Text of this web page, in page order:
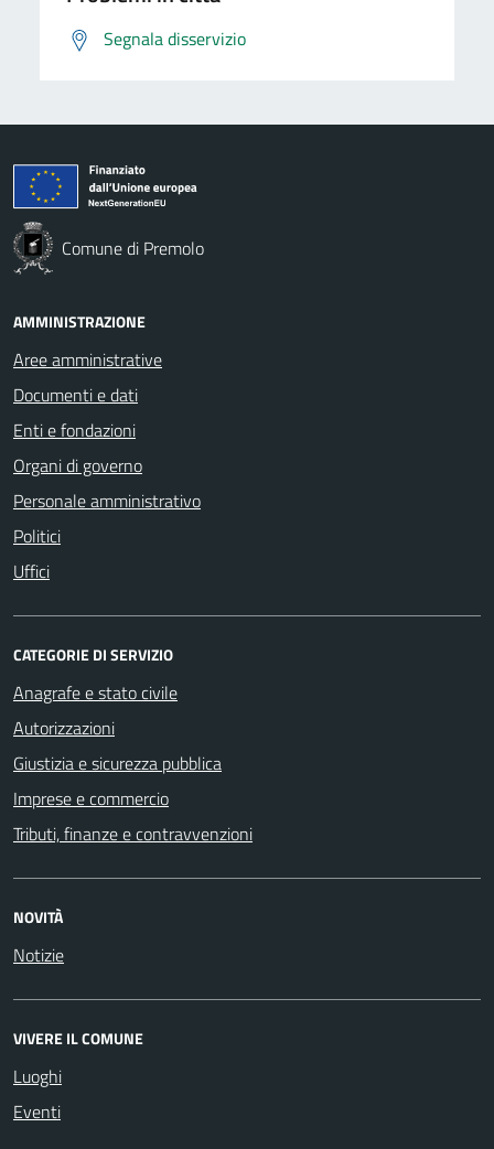
Segnala disservizio
Comune di Premolo
AMMINISTRAZIONE
Aree amministrative
Documenti e dati
Enti e fondazioni
Organi di governo
Personale amministrativo
Politici
Uffici
CATEGORIE DI SERVIZIO
Anagrafe e stato civile
Autorizzazioni
Giustizia e sicurezza pubblica
Imprese e commercio
Tributi, finanze e contravvenzioni
NOVITÀ
Notizie
VIVERE IL COMUNE
Luoghi
Eventi